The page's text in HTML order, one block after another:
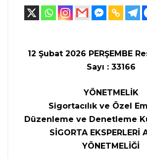
12 Şubat 2026 PERŞEMBE
Sayı : 33166
YÖNETMELİK
Sigortacılık ve Özel
Düzenleme ve Denetleme
SİGORTA EKSPERLERİ
YÖNETMELİĞİ